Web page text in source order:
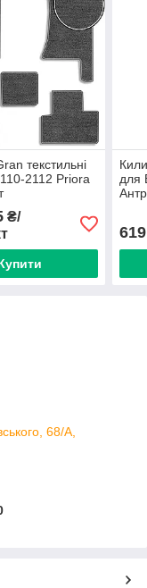
текстильні
2112 Priora
₴/
для
619
68/А,